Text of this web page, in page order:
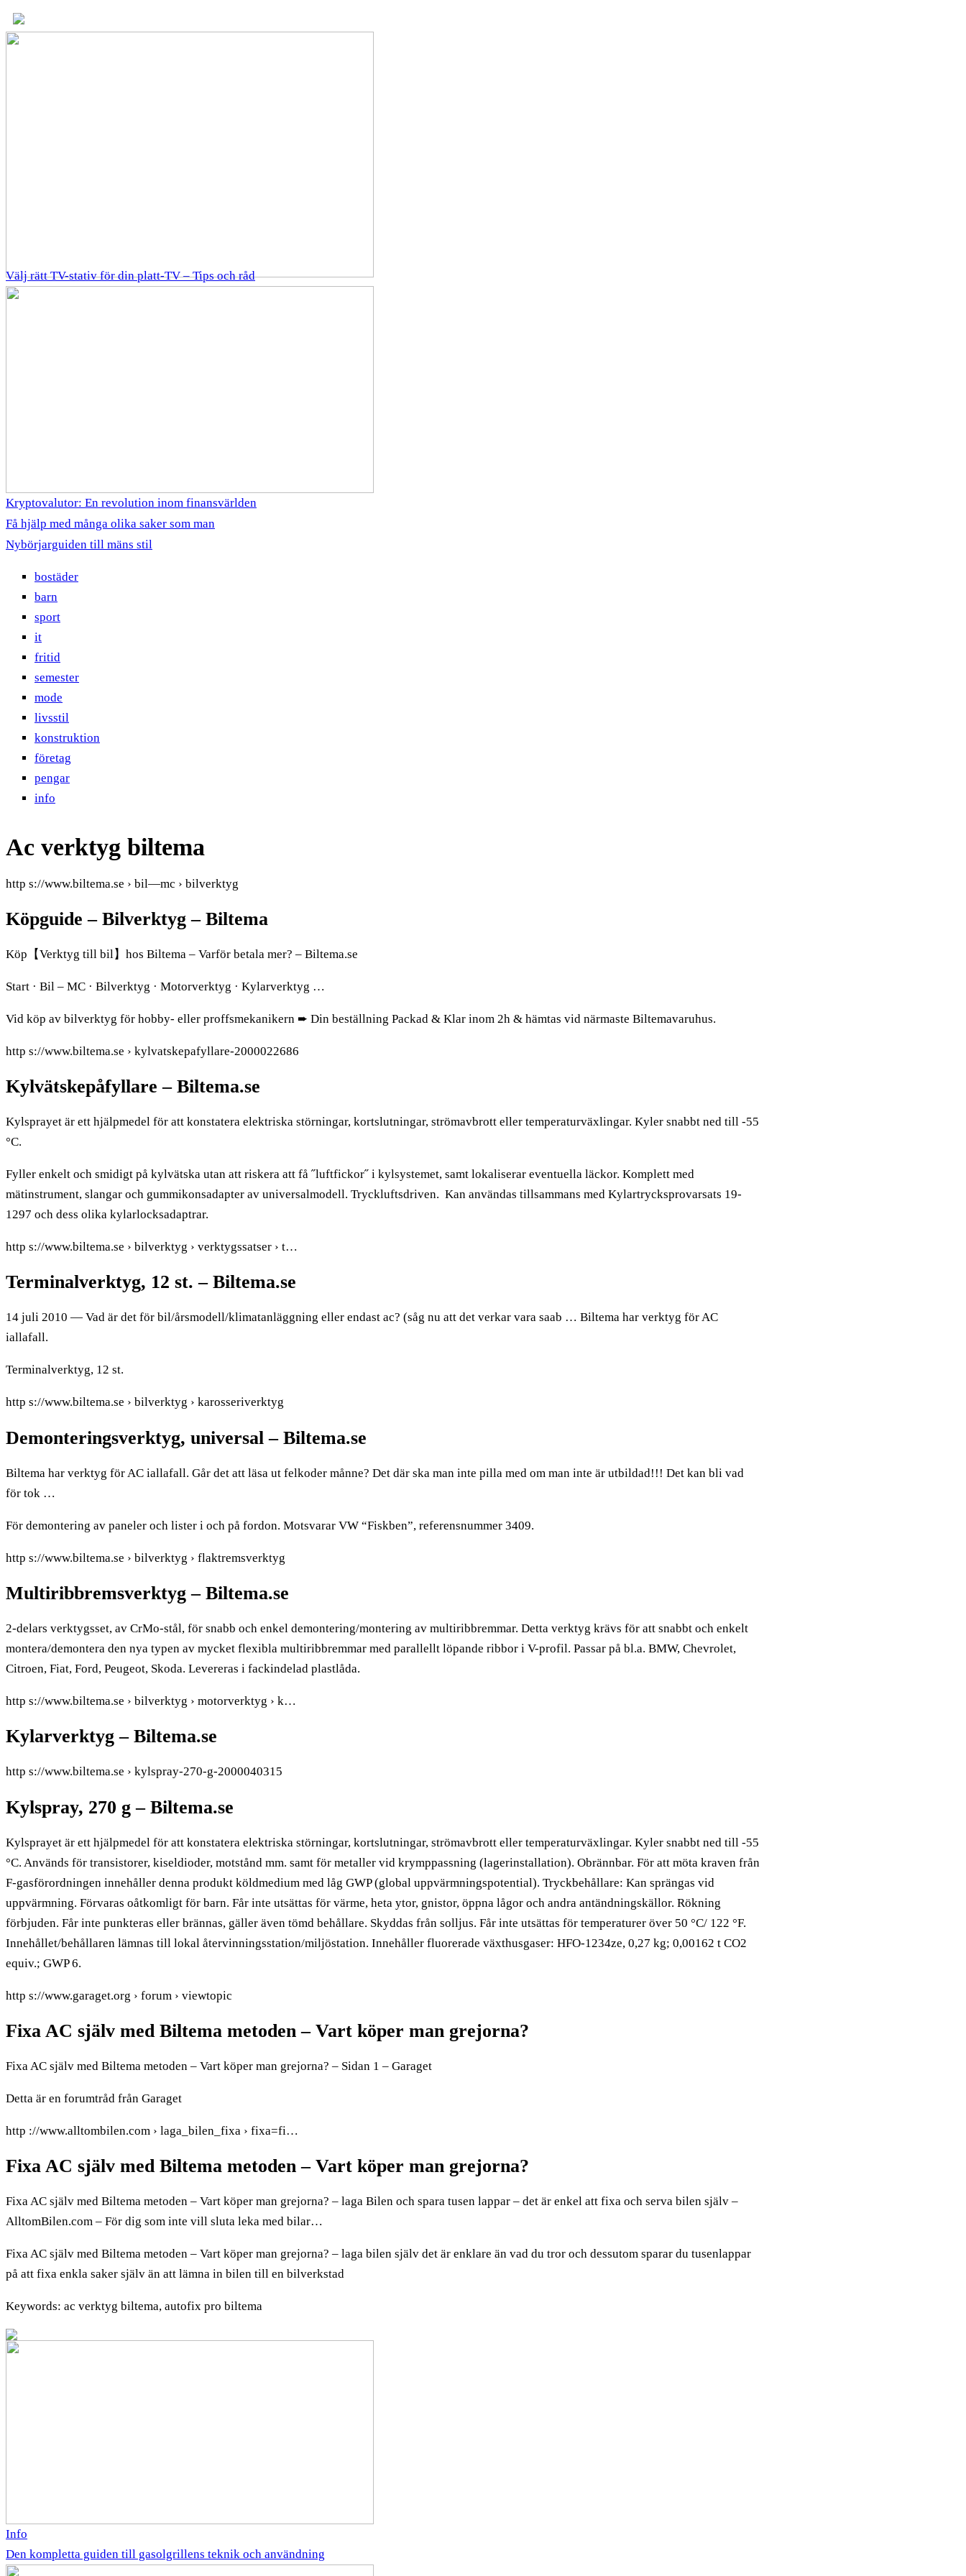
Välj rätt TV-stativ för din platt-TV – Tips och råd
Kryptovalutor: En revolution inom finansvärlden
Få hjälp med många olika saker som man
Nybörjarguiden till mäns stil
bostäder
barn
sport
it
fritid
semester
mode
livsstil
konstruktion
företag
pengar
info
Ac verktyg biltema
http s://www.biltema.se › bil—mc › bilverktyg
Köpguide – Bilverktyg – Biltema
Köp【Verktyg till bil】hos Biltema – Varför betala mer? – Biltema.se
Start · Bil – MC · Bilverktyg · Motorverktyg · Kylarverktyg …
Vid köp av bilverktyg för hobby- eller proffsmekanikern ➨ Din beställning Packad & Klar inom 2h & hämtas vid närmaste Biltemavaruhus.
http s://www.biltema.se › kylvatskepafyllare-2000022686
Kylvätskepåfyllare – Biltema.se
Kylsprayet är ett hjälpmedel för att konstatera elektriska störningar, kortslutningar, strömavbrott eller temperaturväxlingar. Kyler snabbt ned till -55
°C.
Fyller enkelt och smidigt på kylvätska utan att riskera att få ˝luftfickor˝ i kylsystemet, samt lokaliserar eventuella läckor. Komplett med
mätinstrument, slangar och gummikonsadapter av universalmodell. Tryckluftsdriven. Kan användas tillsammans med Kylartrycksprovarsats 19-
1297 och dess olika kylarlocksadaptrar.
http s://www.biltema.se › bilverktyg › verktygssatser › t…
Terminalverktyg, 12 st. – Biltema.se
14 juli 2010 — Vad är det för bil/årsmodell/klimatanläggning eller endast ac? (såg nu att det verkar vara saab … Biltema har verktyg för AC
iallafall.
Terminalverktyg, 12 st.
http s://www.biltema.se › bilverktyg › karosseriverktyg
Demonteringsverktyg, universal – Biltema.se
Biltema har verktyg för AC iallafall. Går det att läsa ut felkoder månne? Det där ska man inte pilla med om man inte är utbildad!!! Det kan bli vad
för tok …
För demontering av paneler och lister i och på fordon. Motsvarar VW “Fiskben”, referensnummer 3409.
http s://www.biltema.se › bilverktyg › flaktremsverktyg
Multiribbremsverktyg – Biltema.se
2-delars verktygsset, av CrMo-stål, för snabb och enkel demontering/montering av multiribbremmar. Detta verktyg krävs för att snabbt och enkelt
montera/demontera den nya typen av mycket flexibla multiribbremmar med parallellt löpande ribbor i V-profil. Passar på bl.a. BMW, Chevrolet,
Citroen, Fiat, Ford, Peugeot, Skoda. Levereras i fackindelad plastlåda.
http s://www.biltema.se › bilverktyg › motorverktyg › k…
Kylarverktyg – Biltema.se
http s://www.biltema.se › kylspray-270-g-2000040315
Kylspray, 270 g – Biltema.se
Kylsprayet är ett hjälpmedel för att konstatera elektriska störningar, kortslutningar, strömavbrott eller temperaturväxlingar. Kyler snabbt ned till -55
°C. Används för transistorer, kiseldioder, motstånd mm. samt för metaller vid krymppassning (lagerinstallation). Obrännbar. För att möta kraven från
F-gasförordningen innehåller denna produkt köldmedium med låg GWP (global uppvärmningspotential). Tryckbehållare: Kan sprängas vid
uppvärmning. Förvaras oåtkomligt för barn. Får inte utsättas för värme, heta ytor, gnistor, öppna lågor och andra antändningskällor. Rökning
förbjuden. Får inte punkteras eller brännas, gäller även tömd behållare. Skyddas från solljus. Får inte utsättas för temperaturer över 50 °C/ 122 °F.
Innehållet/behållaren lämnas till lokal återvinningsstation/miljöstation. Innehåller fluorerade växthusgaser: HFO-1234ze, 0,27 kg; 0,00162 t CO2
equiv.; GWP 6.
http s://www.garaget.org › forum › viewtopic
Fixa AC själv med Biltema metoden – Vart köper man grejorna?
Fixa AC själv med Biltema metoden – Vart köper man grejorna? – Sidan 1 – Garaget
Detta är en forumtråd från Garaget
http ://www.alltombilen.com › laga_bilen_fixa › fixa=fi…
Fixa AC själv med Biltema metoden – Vart köper man grejorna?
Fixa AC själv med Biltema metoden – Vart köper man grejorna? – laga Bilen och spara tusen lappar – det är enkel att fixa och serva bilen själv –
AlltomBilen.com – För dig som inte vill sluta leka med bilar…
Fixa AC själv med Biltema metoden – Vart köper man grejorna? – laga bilen själv det är enklare än vad du tror och dessutom sparar du tusenlappar
på att fixa enkla saker själv än att lämna in bilen till en bilverkstad
Keywords: ac verktyg biltema, autofix pro biltema
Info
Den kompletta guiden till gasolgrillens teknik och användning